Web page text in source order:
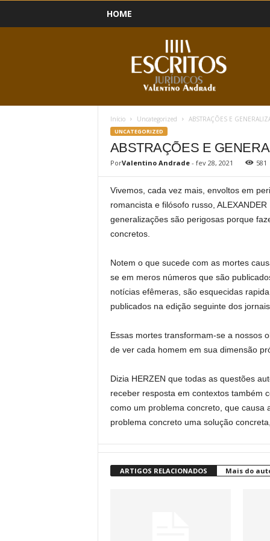
HOME
Início Uncategorized ABSTRAÇÕES E
UNCATEGORIZED
ABSTRAÇÕES E
PorValentino Andrade- fev 28, 2021 581
Vivemos, cada vez mais, envoltos em
romancista e filósofo russo,
generalizações são perigosas porque
concretos.
Notem o que sucede com as mortes
se em meros números que são
notícias efêmeras, são esquecidas
publicados na edição seguinte dos
Essas mortes transformam-se a nossos
de ver cada homem em sua dimensão
Dizia HERZEN que todas as questões
receber resposta em contextos também
como um problema concreto, que causa
problema concreto uma solução
ARTIGOS RELACIONADOS Mais do